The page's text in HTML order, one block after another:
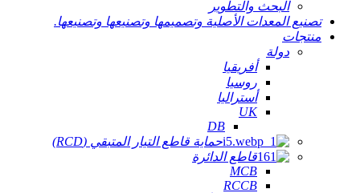
البحث والتطوير
تصنيع المعدات الأصلية وتصميمها وتصنيعها وتصنيعها.
منتجات
دولة
أفريقيا
روسيا
أستراليا
UK
DB
حماية قاطع التيار المتبقي (RCD)
قاطع الدائرة
MCB
RCCB